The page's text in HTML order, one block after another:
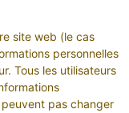
site web (le cas
personnelles
Tous les utilisateurs
peuvent pas changer